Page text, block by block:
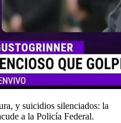
y suicidios silenciados: la
a la Policía Federal.